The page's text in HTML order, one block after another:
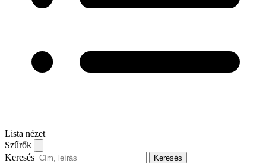
Lista nézet
Szűrők
Keresés
Keresés